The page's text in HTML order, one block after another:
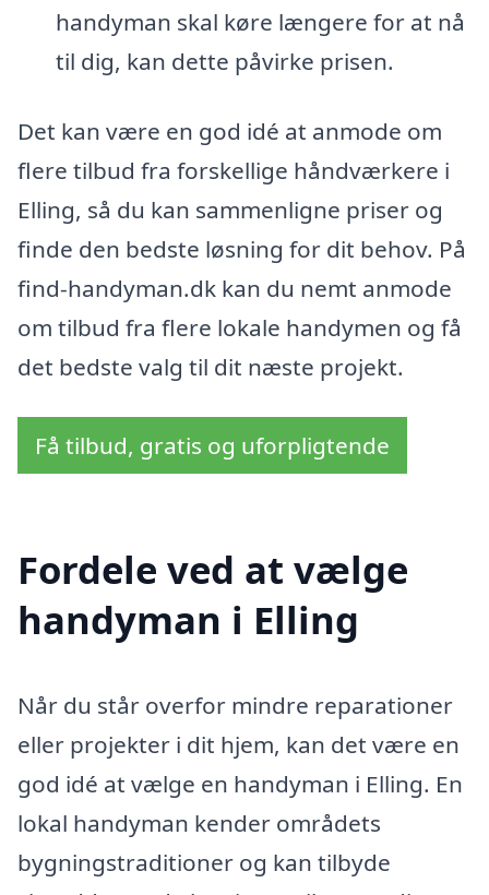
handyman skal køre længere for at nå
til dig, kan dette påvirke prisen.
Det kan være en god idé at anmode om
flere tilbud fra forskellige håndværkere i
Elling, så du kan sammenligne priser og
finde den bedste løsning for dit behov. På
find-handyman.dk kan du nemt anmode
om tilbud fra flere lokale handymen og få
det bedste valg til dit næste projekt.
Få tilbud, gratis og uforpligtende
Fordele ved at vælge
handyman i Elling
Når du står overfor mindre reparationer
eller projekter i dit hjem, kan det være en
god idé at vælge en handyman i Elling. En
lokal handyman kender områdets
bygningstraditioner og kan tilbyde